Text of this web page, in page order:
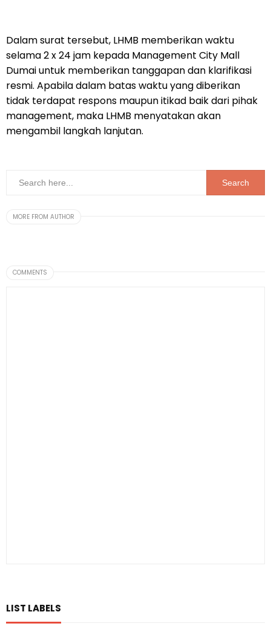
Dalam surat tersebut, LHMB memberikan waktu
selama 2 x 24 jam kepada Management City Mall
Dumai untuk memberikan tanggapan dan klarifikasi
resmi. Apabila dalam batas waktu yang diberikan
tidak terdapat respons maupun itikad baik dari pihak
management, maka LHMB menyatakan akan
mengambil langkah lanjutan.
MORE FROM AUTHOR
COMMENTS
LIST LABELS